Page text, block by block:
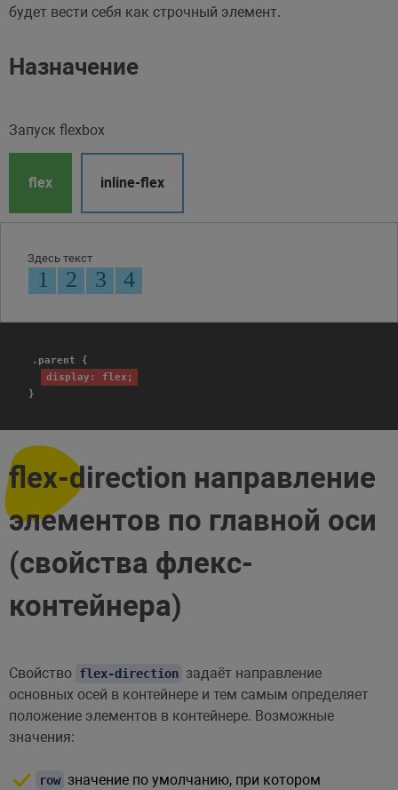
будет вести себя как строчный элемент.
Назначение
Запуск flexbox
flex inline-flex
Здесь текст
.parent {
display: flex;
}
flex-direction направление
элементов по главной оси
(свойства флекс-
контейнера)
Свойство flex-direction задаёт направление
основных осей в контейнере и тем самым определяет
положение элементов в контейнере. Возможные
значения:
row значение по умолчанию, при котором